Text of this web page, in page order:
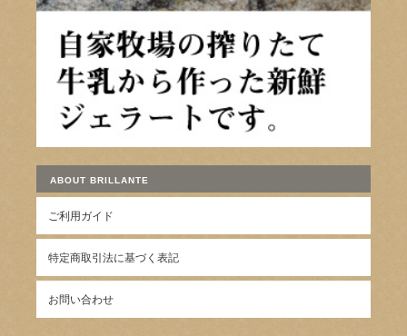
ABOUT BRILLANTE
ご利用ガイド
特定商取引法に基づく表記
お問い合わせ